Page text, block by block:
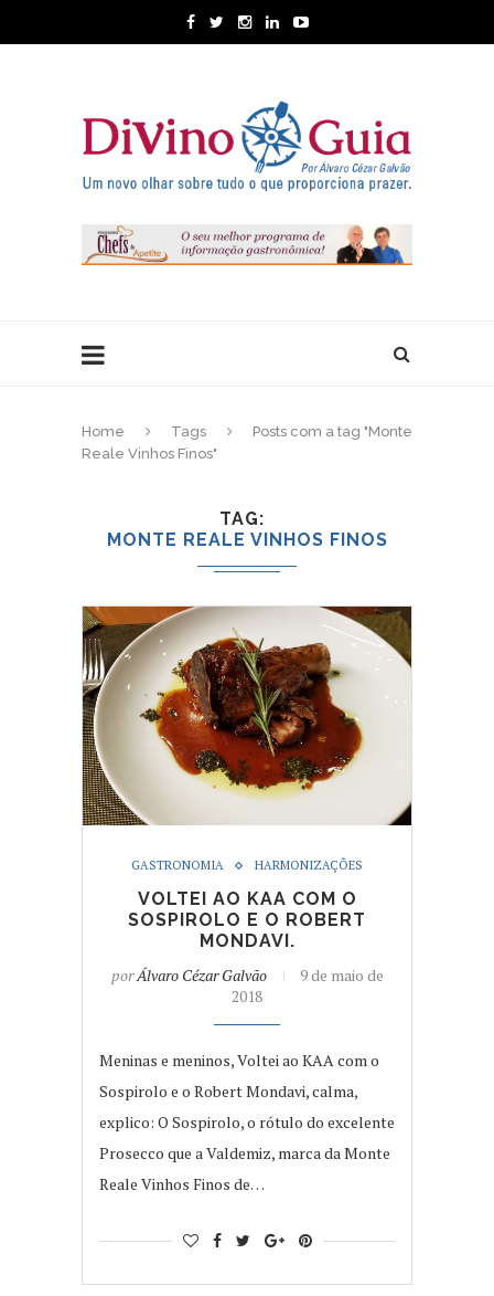
Home Tags
Posts com a tag "Monte
Reale Vinhos Finos"
TAG
MONTE REALE VINHOS FINOS
GASTRONOMIA HARMONIZAÇÕES
VOLTEI AO KAA COM O
SOSPIROLO E O ROBERT
MONDAVI.
porÁlvaro Cézar Galvão
9 de maio de
2018
Meninas e meninos, Voltei ao KAA com o
Sospirolo e o Robert Mondavi, calma,
explico: O Sospirolo, o rótulo do excelente
Prosecco que a Valdemiz, marca da Monte
Reale Vinhos Finos de…